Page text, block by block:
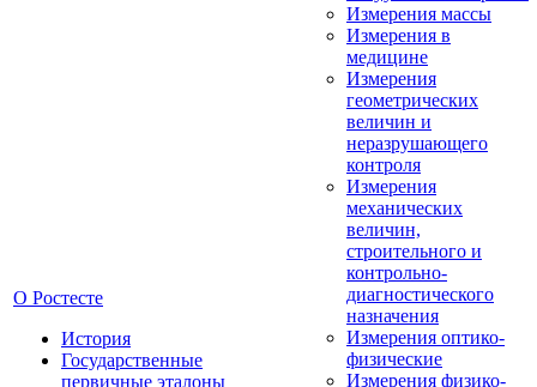
О Ростесте
История
Государственные
первичные эталоны
Измерения массы
Измерения в
медицине
Измерения
геометрических
величин и
неразрушающего
контроля
Измерения
механических
величин,
строительного и
контрольно-
диагностического
назначения
Измерения оптико-
физические
Измерения физико-